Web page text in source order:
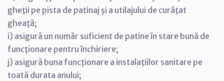
gheţii pe pista de patinaj şi a utilajului de curăţat
gheaţă;
i) asigură un număr suficient de patine în stare bună de
funcţionare pentru închiriere;
j) asigură buna funcţionare a instalaţiilor sanitare pe
toată durata anului;